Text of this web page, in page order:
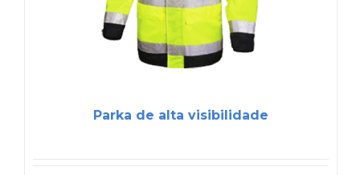
Parka de alta visibilidade